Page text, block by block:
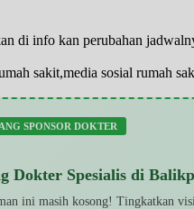
di info kan perubahan
sakit,media sosial rumah
SPONSOR DOKTER
Dokter Spesialis di
ini masih kosong! Tingkatkan